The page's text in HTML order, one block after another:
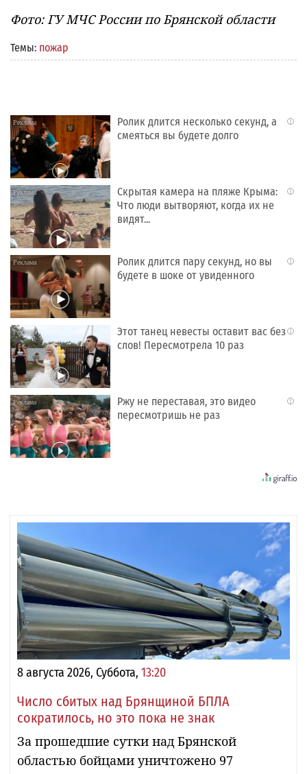
Фото: ГУ МЧС России по Брянской области
Темы: пожар
i
Ролик длится несколько секунд, а
смеяться вы будете долго
i
Скрытая камера на пляже Крыма:
Что люди вытворяют, когда их не
видят...
i
Ролик длится пару секунд, но вы
будете в шоке от увиденного
i
Этот танец невесты оставит вас без
слов! Пересмотрела 10 раз
i
Ржу не переставая, это видео
пересмотришь не раз
8 августа 2026, Суббота, 13:20
Число сбитых над Брянщиной БПЛА
сократилось, но это пока не знак
За прошедшие сутки над Брянской
областью бойцами уничтожено 97